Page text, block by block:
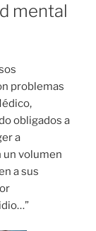
mental
problemas
obligados a
a
un volumen
a sus